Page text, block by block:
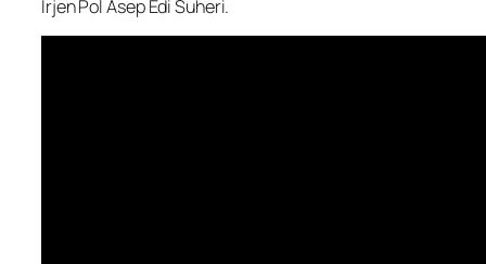
Irjen Pol Asep Edi Suheri.